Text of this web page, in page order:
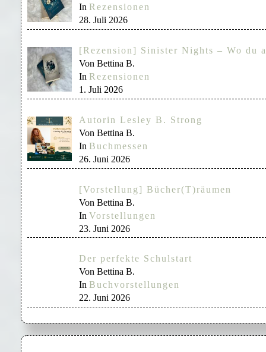
In Rezensionen
28. Juli 2026
[Rezension] Sinister Nights – Wo du
Von Bettina B.
In Rezensionen
1. Juli 2026
Autorin Lesley B. Strong
Von Bettina B.
In Buchmessen
26. Juni 2026
[Vorstellung] Bücher(T)räumen
Von Bettina B.
In Vorstellungen
23. Juni 2026
Der perfekte Schulstart
Von Bettina B.
In Buchvorstellungen
22. Juni 2026